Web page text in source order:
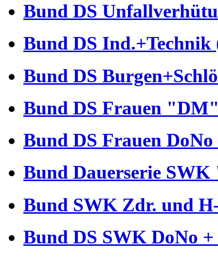
Bund DS
Bund DS Ind.+Technik
Bund DS
Bund DS Frauen
Bund DS Frauen
Bund Dauerserie
Bund SWK Zdr. und
Bund DS SWK DoNo +